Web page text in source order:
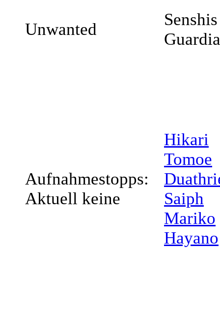
Unwanted
Aufnahmestopps:
Aktuell keine
Hikari
Tomoe
Saiph
Mariko
Hayano